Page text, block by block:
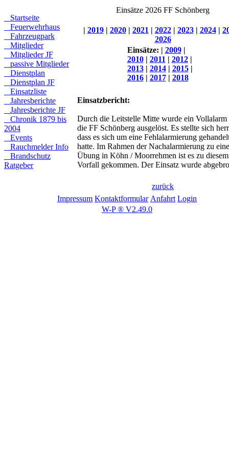
Startseite
Feuerwehrhaus
Fahrzeugpark
Mitglieder
Mitglieder JF
passive Mitglieder
Dienstplan
Dienstplan JF
Einsatzliste
Jahresberichte
Jahresberichte JF
Chronik 1879 bis
2004
Events
Rauchmelder Info
Brandschutz
Ratgeber
Einsätze 2026 FF Schönberg
| 2019| 2020| 2021 | 2022| 2023| 2024|
2026
Einsätze: | 2009|
2010| 2011 | 2012|
2013| 2014| 2015|
2016| 2017| 2018
Einsatzbericht:
Durch die Leitstelle Mitte wurde ein Vollalarm
die FF Schönberg ausgelöst. Es stellte sich
dass es sich um eine Fehlalarmierung
hatte. Im Rahmen der Nachalarmierung zu
Übung in Köhn / Moorrehmen ist es zu diesem
Vorfall gekommen. Der Einsatz wurde
zurück
Impressum Kontaktformular Anfahrt Login
W-P ® V2.49.0